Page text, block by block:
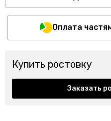
Оплата
Купить ростовку
Заказать